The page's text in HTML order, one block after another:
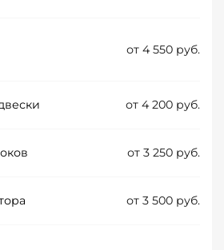
от 4 550 руб.
от 4 200 руб.
от 3 250 руб.
от 3 500 руб.